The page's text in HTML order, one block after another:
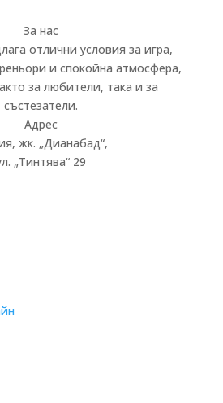
За нас
отлични условия за игра,
и спокойна атмосфера,
за любители, така и за
състезатели.
Адрес
жк. „Дианабад“,
„Тинтява“ 29